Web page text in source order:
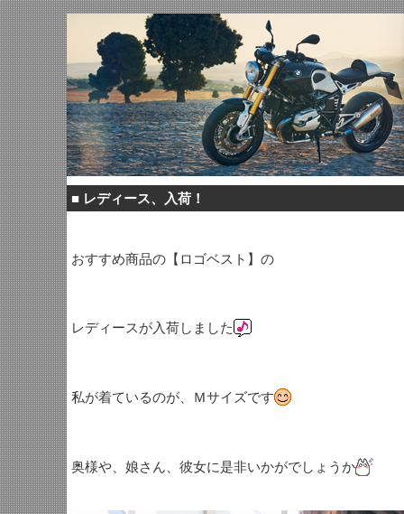
■ レディース、入荷！
おすすめ商品の【ロゴベスト】の
レディースが入荷しました
私が着ているのが、Ｍサイズです
奥様や、娘さん、彼女に是非いかがでしょうか